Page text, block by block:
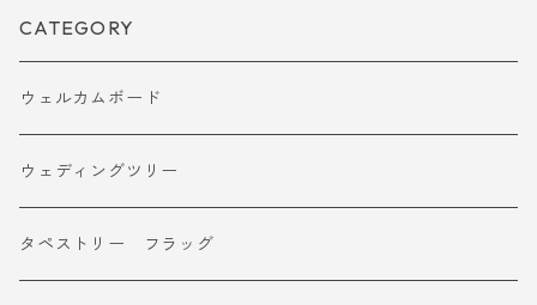
CATEGORY
ウェルカムボード
ウェディングツリー
タペストリー フラッグ